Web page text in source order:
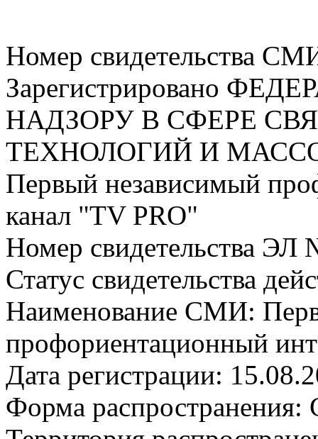
Номер свидетельства
Зарегистрировано
НАДЗОРУ В СФЕРЕ
ТЕХНОЛОГИЙ И
Первый независимый
канал "TV PRO"
Номер свидетельства
Статус свидетельства
Наименование СМИ:
профориентационный
Дата регистрации:
Форма распространения: